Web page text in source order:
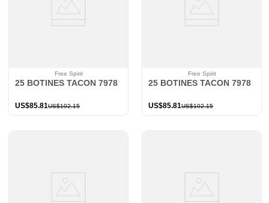
Free Spirit
25 BOTINES TACON 7978
US$102.15
US$85.81
Free Spirit
25 BOTINES TACON 7978
US$102.15
US$85.81